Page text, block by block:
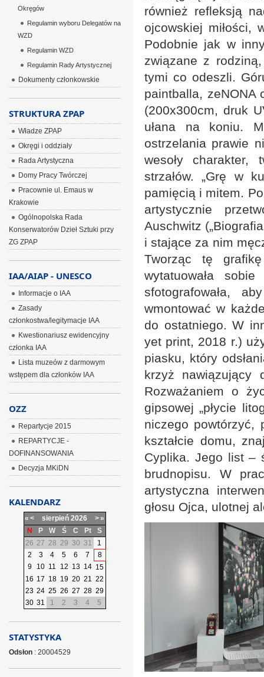
również refleksją
ojcowskiej miłości,
Podobnie jak w
związane z
tymi co odeszli.
paintballa, zeNONA
(200x300cm, druk
ułana na koniu.
ostrzelania prawie
wesoły charakter,
strzałów. „Grę w
pamięcią i mitem.
artystycznie
Auschwitz
i stające za nim
Tworząc tę
wytatuowała
sfotografowała,
wmontować w
do ostatniego. W
yet print, 2018 r.)
piasku, który
krzyż nawiązujący
Rozważaniem o
gipsowej „płycie
niczego powtórzyć,
kształcie domu,
Cyplika. Jego list –
brudnopisu. W
artystyczna
głosu Ojca, ulotnej
Okręgów
Regulamin wyboru Delegatów na
WZD
Regulamin WZD
Regulamin Rady Artystycznej
Dokumenty członkowskie
STRUKTURA ZPAP
Władze ZPAP
Okręgi i oddziały
Rada Artystyczna
Domy Pracy Twórczej
Pracownie ul. Emaus w
Krakowie
Ogólnopolska Rada
Konserwatorów Dzieł Sztuki przy
ZG ZPAP
IAA/AIAP - UNESCO
Informacje o IAA
Zasady
członkostwa/legitymacje IAA
Kwestionariusz ewidencyjny
członka IAA
Lista muzeów z darmowym
wstępem dla członków IAA
OZZ
Repartycje 2015
REPARTYCJE -
DOFINANSOWANIA
Decyzja MKiDN
KALENDARZ
« < sierpień 2026 >»
N
P W Ś C Pt
S
26 27 28 29 30 31
1
2
3 4 5 6 7
8
9
10 11 12 13 14 15
16 17 18 19 20 21 22
23 24 25 26 27 28 29
30 31 1 2 3 4 5
STATYSTYKA
Odsłon: 20004529